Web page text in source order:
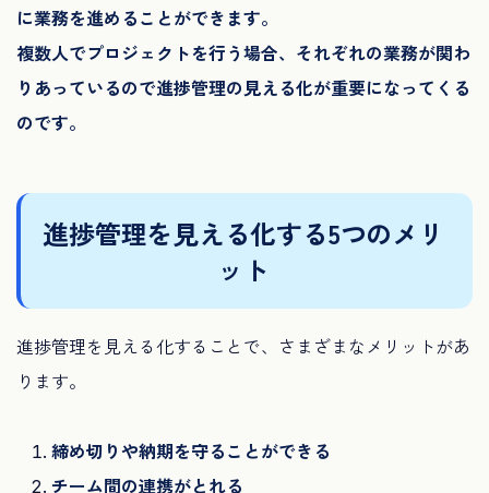
に業務を進めることができます。
複数人でプロジェクトを行う場合、それぞれの業務が関わ
りあっているので進捗管理の見える化が重要になってくる
のです。
進捗管理を見える化する5つのメリ
ット
進捗管理を見える化することで、さまざまなメリットがあ
ります。
締め切りや納期を守ることができる
チーム間の連携がとれる